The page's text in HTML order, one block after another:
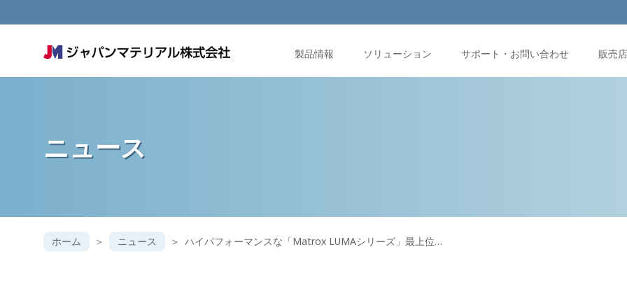
製品情報 ソリューション サポート・お問い合わせ 販売
ニュース
ホーム ニュース ハイパフォーマンスな「Matrox LUMAシリーズ」最上位…